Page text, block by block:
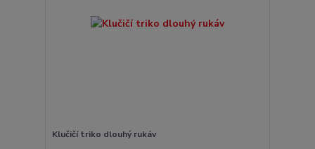
Klučičí triko dlouhý rukáv